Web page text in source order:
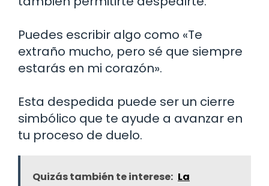
Puedes escribir algo como «Te
extraño mucho, pero sé que siempre
estarás en mi corazón».
Esta despedida puede ser un cierre
simbólico que te ayude a avanzar en
tu proceso de duelo.
Quizás también te interese: La